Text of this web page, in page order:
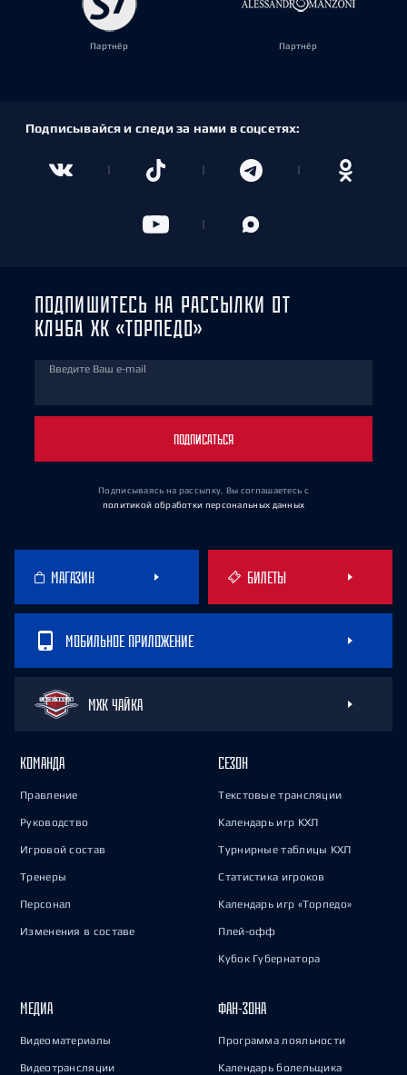
Партнёр Партнёр
Подписывайся и следи за нами в соцсетях:
ПОДПИШИТЕСЬ НА РАССЫЛКИ ОТ
КЛУБА ХК «ТОРПЕДО»
Введите Ваш e-mail
ПОДПИСАТЬСЯ
Подписываясь на рассылку, Вы соглашаетесь с
политикой обработки персональных данных
МАГАЗИН БИЛЕТЫ
МОБИЛЬНОЕ ПРИЛОЖЕНИЕ
МХК ЧАЙКА
КОМАНДА
Правление
Руководство
Игровой состав
Тренеры
Персонал
Изменения в составе
СЕЗОН
Текстовые трансляции
Календарь игр КХЛ
Турнирные таблицы КХЛ
Статистика игроков
Календарь игр «Торпедо»
Плей-офф
Кубок Губернатора
МЕДИА
Видеоматериалы
Видеотрансляции
ФАН-ЗОНА
Программа лояльности
Календарь болельщика